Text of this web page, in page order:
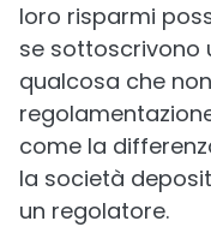
loro risparmi
se sottoscrivono
qualcosa che
come la
la società
un regolatore.